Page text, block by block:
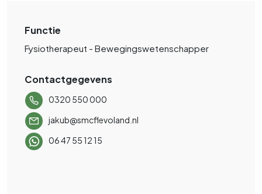
Functie
Fysiotherapeut - Bewegingswetenschapper
Contactgegevens
0320 550 000
jakub@smcflevoland.nl
06 47 55 12 15